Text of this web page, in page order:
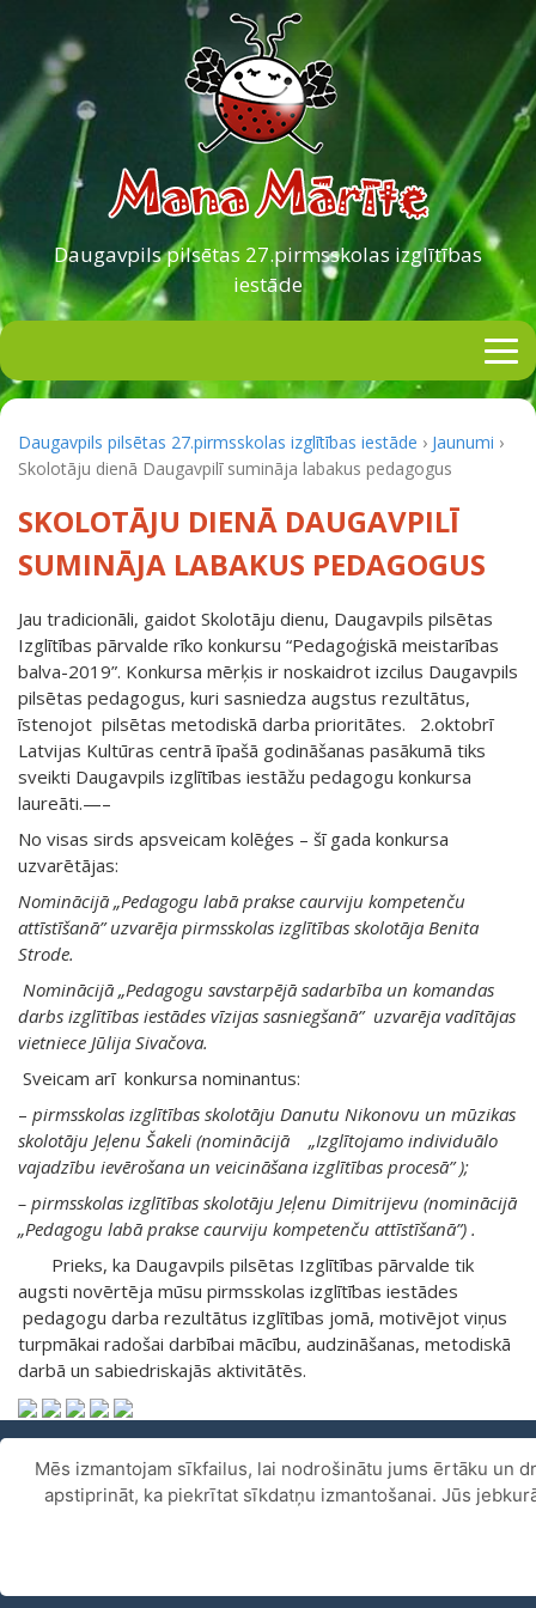
Daugavpils pilsētas 27.pirmsskolas izglītības
iestāde
Daugavpils pilsētas 27.pirmsskolas izglītības iestāde › Jaunumi ›
Skolotāju dienā Daugavpilī sumināja labakus pedagogus
SKOLOTĀJU DIENĀ DAUGAVPILĪ
SUMINĀJA LABAKUS PEDAGOGUS
Jau tradicionāli, gaidot Skolotāju dienu, Daugavpils pilsētas
Izglītības pārvalde rīko konkursu “Pedagoģiskā meistarības
balva-2019”. Konkursa mērķis ir noskaidrot izcilus Daugavpils
pilsētas pedagogus, kuri sasniedza augstus rezultātus,
īstenojot pilsētas metodiskā darba prioritātes. 2.oktobrī
Latvijas Kultūras centrā īpašā godināšanas pasākumā tiks
sveikti Daugavpils izglītības iestāžu pedagogu konkursa
laureāti.—–
No visas sirds apsveicam kolēģes – šī gada konkursa
uzvarētājas:
Nominācijā „Pedagogu labā prakse caurviju kompetenču
attīstīšanā” uzvarēja pirmsskolas izglītības skolotāja Benita
Strode.
Nominācijā „Pedagogu savstarpējā sadarbība un komandas
darbs izglītības iestādes vīzijas sasniegšanā” uzvarēja vadītājas
vietniece Jūlija Sivačova.
Sveicam arī konkursa nominantus:
– pirmsskolas izglītības skolotāju Danutu Nikonovu un mūzikas
skolotāju Jeļenu Šakeli (nominācijā „Izglītojamo individuālo
vajadzību ievērošana un veicināšana izglītības procesā” );
– pirmsskolas izglītības skolotāju Jeļenu Dimitrijevu (nominācijā
„Pedagogu labā prakse caurviju kompetenču attīstīšanā”) .
Prieks, ka Daugavpils pilsētas Izglītības pārvalde tik
augsti novērtēja mūsu pirmsskolas izglītības iestādes
pedagogu darba rezultātus izglītības jomā, motivējot viņus
turpmākai radošai darbībai mācību, audzināšanas, metodiskā
darbā un sabiedriskajās aktivitātēs.
Piekļūstamības paziņojums.
Mēs izmantojam sīkfailus, lai nodrošinātu jums ērtāku un
apstiprināt, ka piekrītat sīkdatņu izmantošanai. Jūs